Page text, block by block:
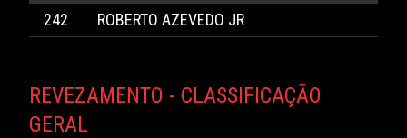
242 ROBERTO AZEVEDO JR
REVEZAMENTO - CLASSIFICAÇÃO
GERAL